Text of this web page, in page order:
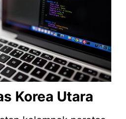
Korea Utara